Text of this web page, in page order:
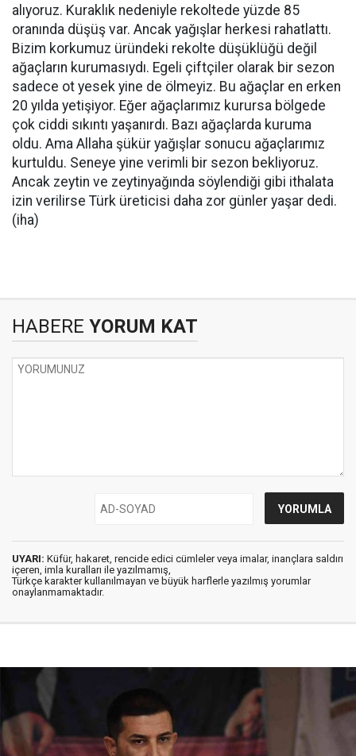
alıyoruz. Kuraklık nedeniyle rekoltede yüzde 85
oranında düşüş var. Ancak yağışlar herkesi rahatlattı.
Bizim korkumuz üründeki rekolte düşüklüğü değil
ağaçların kurumasıydı. Egeli çiftçiler olarak bir sezon
sadece ot yesek yine de ölmeyiz. Bu ağaçlar en erken
20 yılda yetişiyor. Eğer ağaçlarımız kurursa bölgede
çok ciddi sıkıntı yaşanırdı. Bazı ağaçlarda kuruma
oldu. Ama Allaha şükür yağışlar sonucu ağaçlarımız
kurtuldu. Seneye yine verimli bir sezon bekliyoruz.
Ancak zeytin ve zeytinyağında söylendiği gibi ithalata
izin verilirse Türk üreticisi daha zor günler yaşar dedi.
(iha)
HABERE YORUM KAT
UYARI: Küfür, hakaret, rencide edici cümleler veya imalar, inançlara saldırı
içeren, imla kuralları ile yazılmamış,
Türkçe karakter kullanılmayan ve büyük harflerle yazılmış yorumlar
onaylanmamaktadır.